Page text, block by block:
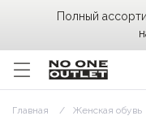
Главная Женская обувь
Полный